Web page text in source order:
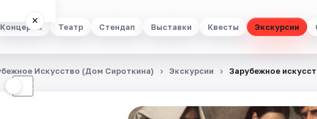
Концерты Театр Стендап Выставки Квесты Экскурсии
×
☾
Искусство (Дом Сироткина) Экскурсии Зарубежное